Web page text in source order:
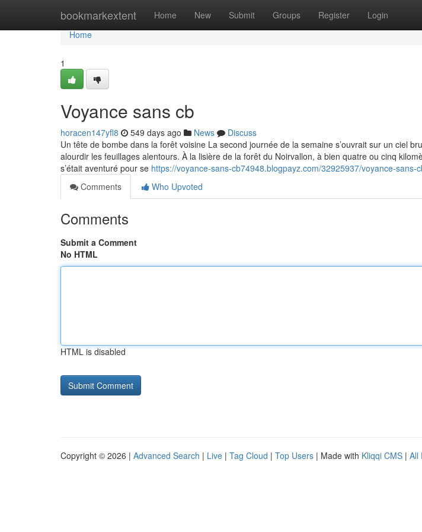
bookmarkextent Home New Submit Groups Register Login
Home
Home
1
Voyance sans cb
horacen147yfl8 549 days ago News
Discuss
Un tête de bombe dans la forêt voisine La second journée de la semaine s’ouvrait sur un ciel
alourdir les feuillages alentours. À la lisière de la forêt du Noirvallon, à bien quatre ou cinq
s’était aventuré pour se https://voyance-sans-cb74948.blogpayz.com/32925937/voyance-sans-
Comments
Who Upvoted
Comments
Submit a Comment
No HTML
HTML is disabled
Copyright © 2026 | Advanced Search | Live | Tag Cloud | Top Users | Made with Kliqqi CMS | All